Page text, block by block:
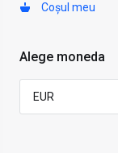
Coșul meu
Alege moneda